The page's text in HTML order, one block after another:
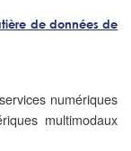
de données de
numériques
multimodaux